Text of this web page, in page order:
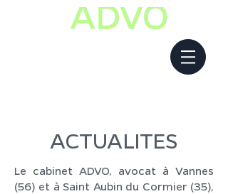
ACTUALITES
Le cabinet ADVO, avocat à Vannes
(56) et à Saint Aubin du Cormier (35),